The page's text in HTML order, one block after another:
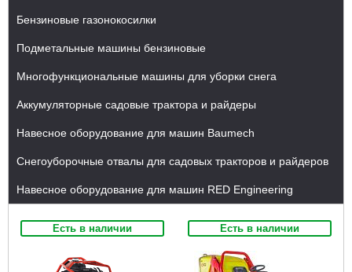
Бензиновые газонокосилки
Подметальные машины бензиновые
Многофункциональные машины для уборки снега
Аккумуляторные садовые трактора и райдеры
Навесное оборудование для машин Baumech
Снегоуборочные отвалы для садовых тракторов и райдеров
Навесное оборудование для машин RED Engineering
Есть в наличии Есть в наличии